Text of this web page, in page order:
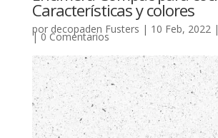
Características y colores
por decopaden Fusters | 10 Feb, 2022|
|0 Comentarios